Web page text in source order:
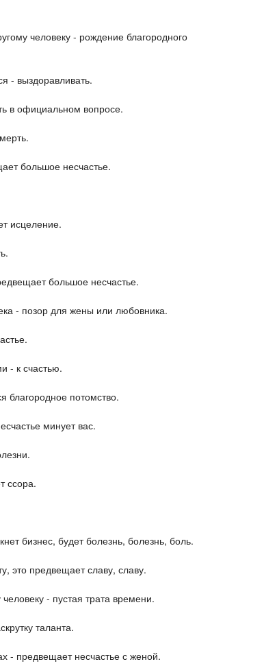
человеку - рождение благородного
- выздоравливать.
в официальном вопросе.
большое несчастье.
исцеление.
большое несчастье.
- позор для жены или любовника.
- к счастью.
благородное потомство.
минует вас.
ссора.
бизнес, будет болезнь, болезнь, боль.
это предвещает славу, славу.
- пустая трата времени.
таланта.
- предвещает несчастье с женой.